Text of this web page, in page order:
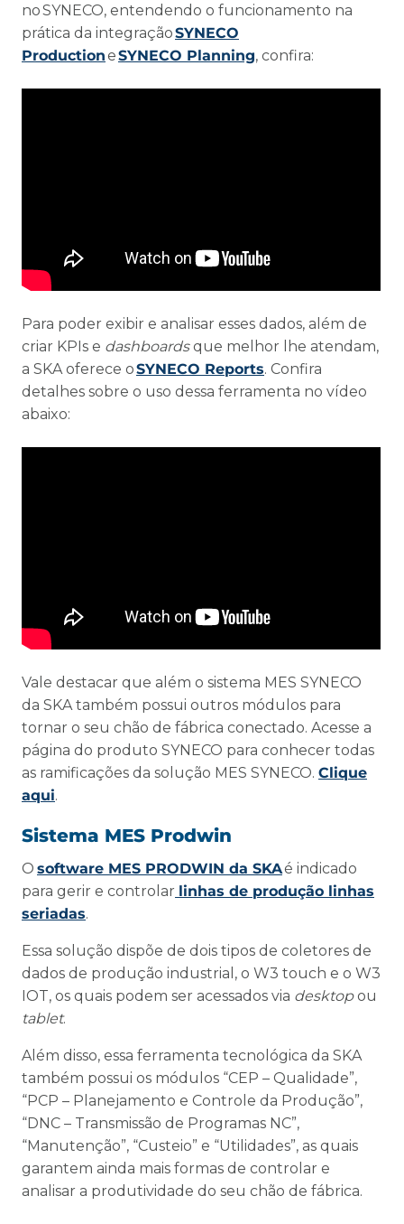
no SYNECO, entendendo o funcionamento na
prática da integraçãoSYNECO
ProductioneSYNECO Planning, confira:
Para poder exibir e analisar esses dados, além de
criar KPIs e dashboardsque melhor lhe atendam,
a SKA oferece oSYNECO Reports. Confira
detalhes sobre o uso dessa ferramenta no vídeo
abaixo:
Vale destacar que além o sistema MES SYNECO
da SKA também possui outros módulos para
tornar o seu chão de fábrica conectado. Acesse a
página do produto SYNECO para conhecer todas
as ramificações da solução MES SYNECO. Clique
aqui.
Sistema MES Prodwin
O software MES PRODWIN da SKAé indicado
para gerir e controlar linhas de produção linhas
seriadas.
Essa solução dispõe de dois tipos de coletores de
dados de produção industrial, o W3 touch e o W3
IOT, os quais podem ser acessados via desktopou
tablet.
Além disso, essa ferramenta tecnológica da SKA
também possui os módulos “CEP – Qualidade”,
“PCP – Planejamento e Controle da Produção”,
“DNC – Transmissão de Programas NC”,
“Manutenção”, “Custeio” e “Utilidades”, as quais
garantem ainda mais formas de controlar e
analisar a produtividade do seu chão de fábrica.